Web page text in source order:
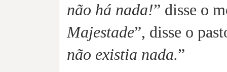
não há nada!” disse o
Majestade”, disse o
não existia nada.”